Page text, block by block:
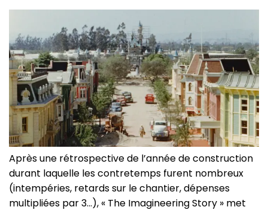
Après une rétrospective de l’année de construction
durant laquelle les contretemps furent nombreux
(intempéries, retards sur le chantier, dépenses
multipliées par 3…), « The Imagineering Story » met